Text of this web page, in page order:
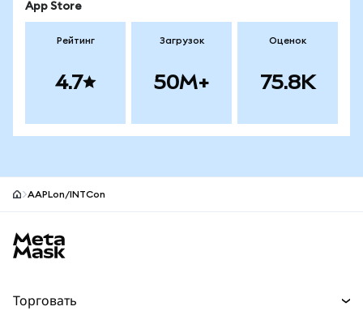
App Store
Рейтинг
4.7
Загрузок
50M+
Оценок
75.8K
AAPLon/INTCon
Торговать